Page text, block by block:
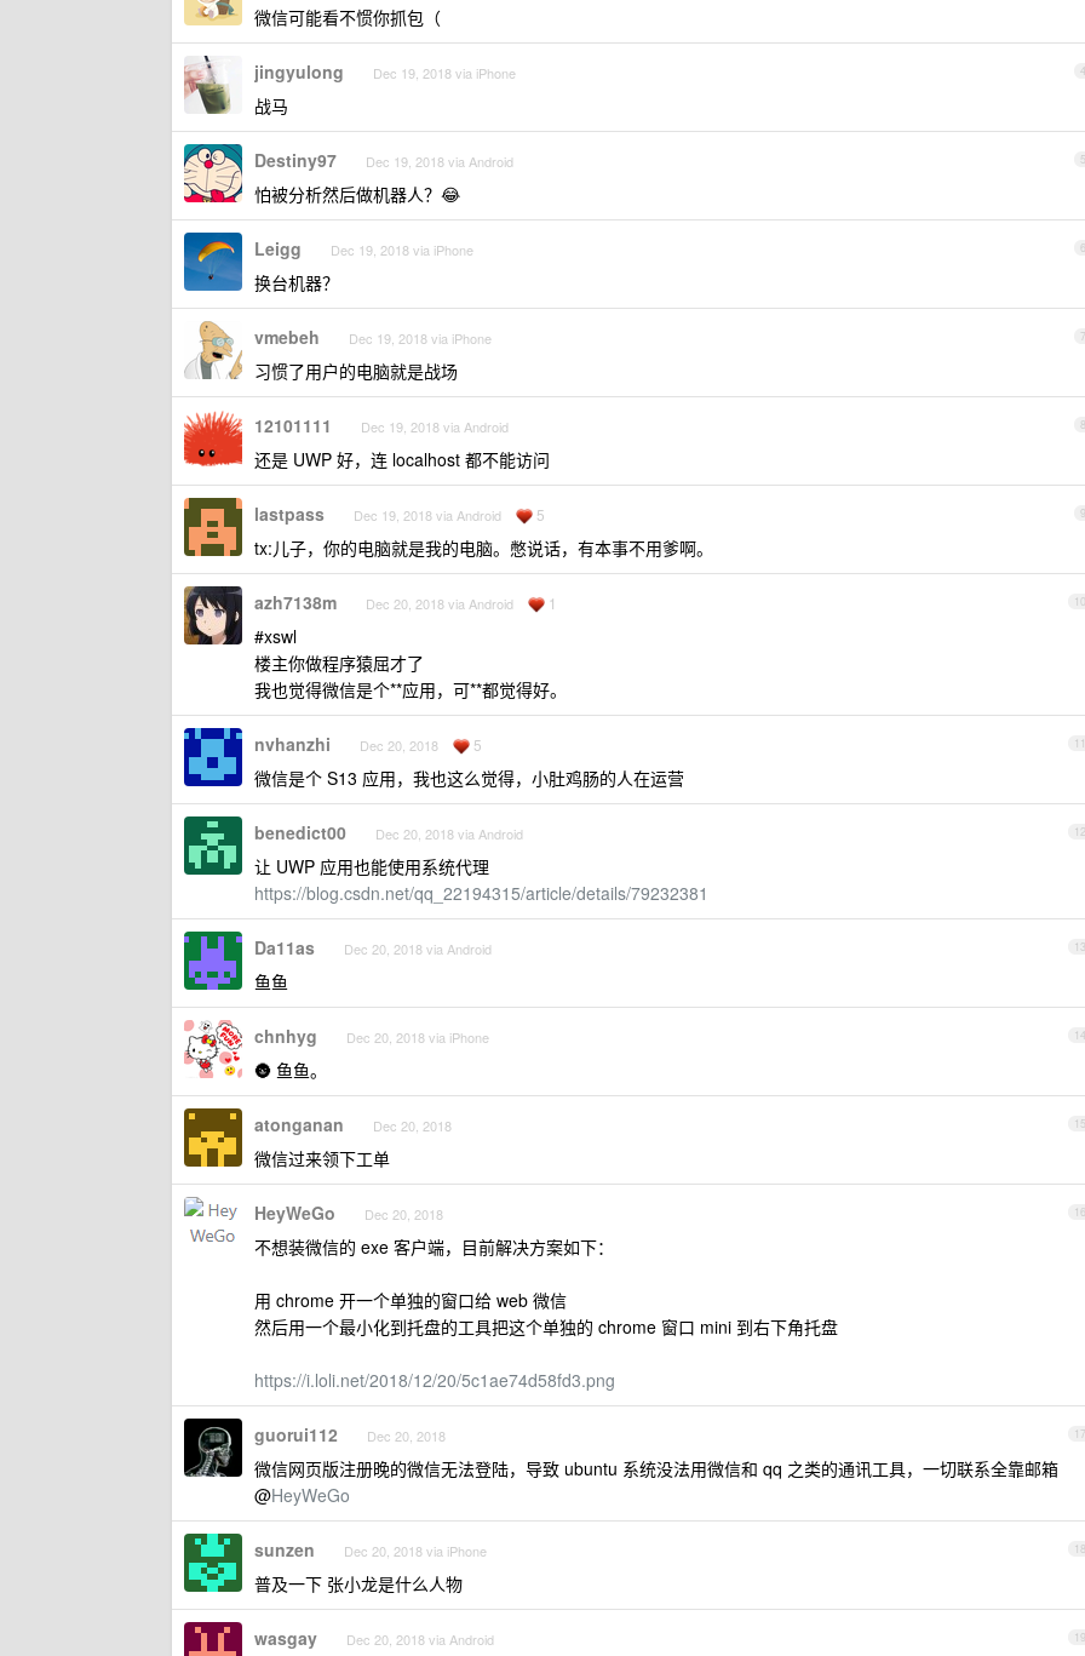
微信可能看不惯你抓包（
4
jingyulong Dec 19, 2018 via iPhone
战马
5
Destiny97 Dec 19, 2018 via Android
怕被分析然后做机器人？😂
6
Leigg Dec 19, 2018 via iPhone
换台机器？
7
vmebeh Dec 19, 2018 via iPhone
习惯了用户的电脑就是战场
8
12101111 Dec 19, 2018 via Android
还是 UWP 好，连 localhost 都不能访问
9
lastpass Dec 19, 2018 via Android 5
tx:儿子，你的电脑就是我的电脑。憋说话，有本事不用爹啊。
10
azh7138m Dec 20, 2018 via Android 1
#xswl
楼主你做程序猿屈才了
我也觉得微信是个**应用，可**都觉得好。
11
nvhanzhi Dec 20, 2018 5
微信是个 S13 应用，我也这么觉得，小肚鸡肠的人在运营
12
benedict00 Dec 20, 2018 via Android
让 UWP 应用也能使用系统代理
https://blog.csdn.net/qq_22194315/article/details/79232381
13
Da11as Dec 20, 2018 via Android
鱼鱼
14
chnhyg Dec 20, 2018 via iPhone
🌚 鱼鱼。
15
atonganan Dec 20, 2018
微信过来领下工单
16
HeyWeGo Dec 20, 2018
不想装微信的 exe 客户端，目前解决方案如下：
用 chrome 开一个单独的窗口给 web 微信
然后用一个最小化到托盘的工具把这个单独的 chrome 窗口 mini 到右下角托盘
https://i.loli.net/2018/12/20/5c1ae74d58fd3.png
17
guorui112 Dec 20, 2018
微信网页版注册晚的微信无法登陆，导致 ubuntu 系统没法用微信和 qq 之类的通讯工具，一切联系全靠邮箱
@HeyWeGo
18
sunzen Dec 20, 2018 via iPhone
普及一下 张小龙是什么人物
19
wasgay Dec 20, 2018 via Android